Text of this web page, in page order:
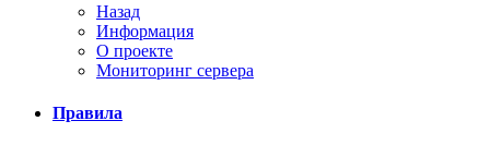
Назад
Информация
О проекте
Мониторинг сервера
Правила